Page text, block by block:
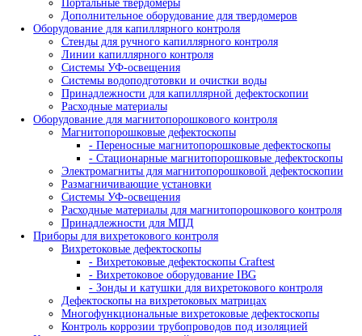
Преобразователи
- Преобразователи для толщиномеров (ПЭП)
- Ультразвуковые преобразователи (УЗ ПЭП)
Стандартные образцы
Оборудование для радиографического контроля
Комплексы цифровой радиографии
Промышленные рентгеновские аппараты
- Импульсные рентгеновские аппараты
- Переносные аппараты постоянного
- Стационарные рентгеновские аппараты
- Штативы, устройства крепления
Системы оцифровки рентгеновских снимков
Промышленные негатоскопы
Кроулеры рентгеновские
Промышленная рентгеновская пленка
- AGFA
- Kodak
- Тасма
Рентгено-телевизионные системы
- Камеры биологической защиты
- Рентгено-телевизионные системы серии
- Рентгено-телевизионные системы серии